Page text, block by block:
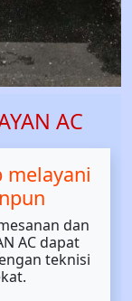
AC
melayani
dan
AC dapat
teknisi